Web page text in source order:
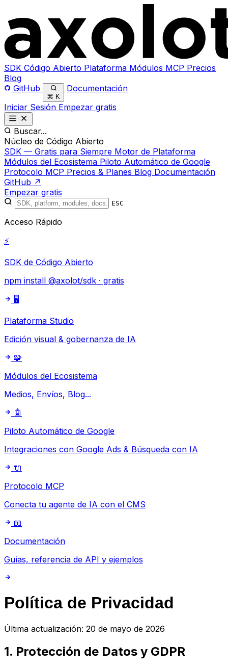
SDK Código Abierto Plataforma Módulos MCP Precios
Blog
GitHub
⌘ K
Documentación
Iniciar Sesión Empezar gratis
Buscar...
Núcleo de Código Abierto
SDK — Gratis para Siempre Motor de Plataforma
Módulos del Ecosistema Piloto Automático de Google
Protocolo MCP Precios & Planes Blog Documentación
GitHub ↗
Empezar gratis
ESC
Acceso Rápido
⚡
SDK de Código Abierto
npm install @axolot/sdk · gratis
🖥️
Plataforma Studio
Edición visual & gobernanza de IA
🧩
Módulos del Ecosistema
Medios, Envíos, Blog...
🤖
Piloto Automático de Google
Integraciones con Google Ads & Búsqueda con IA
🔌
Protocolo MCP
Conecta tu agente de IA con el CMS
📖
Documentación
Guías, referencia de API y ejemplos
Política de Privacidad
Última actualización: 20 de mayo de 2026
1. Protección de Datos y GDPR